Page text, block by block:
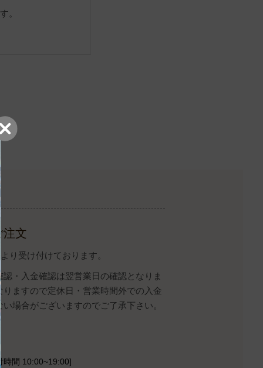
。
注文
り受け付けております。
・入金確認は翌営業日の確認となりま
ますので定休日・営業時間外での入金
場合がございますのでご了承下さい。
間 10:00~19:00]